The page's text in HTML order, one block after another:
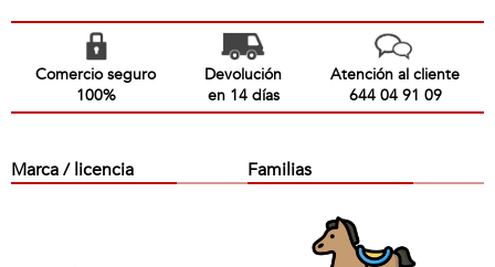
Comercio seguro
100%
Devolución
en 14 días
Atención al cliente
644 04 91 09
Marca / licencia Familias